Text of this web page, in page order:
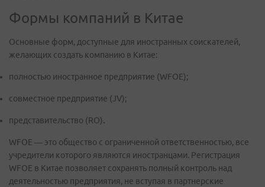
Формы компаний в Китае
Основные форм, доступные для иностранных соискателей,
желающих создать компанию в Китае:
полностью иностранное предприятие (WFOE);
совместное предприятие (JV);
представительство (RO).
WFOE — это общество с ограниченной ответственностью, все
учредители которого являются иностранцами. Регистрация
WFOE в Китае позволяет сохранять полный контроль над
деятельностью предприятия, не вступая в партнерские